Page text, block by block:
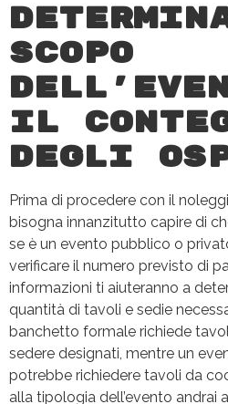
scopo
il
degli
Prima di procedere con il
bisogna innanzitutto capire di
se è un evento pubblico o
verificare il numero previsto di
informazioni ti aiuteranno a
quantità di tavoli e sedie
banchetto formale richiede
sedere designati, mentre un
potrebbe richiedere tavoli da
alla tipologia dell’evento andrai